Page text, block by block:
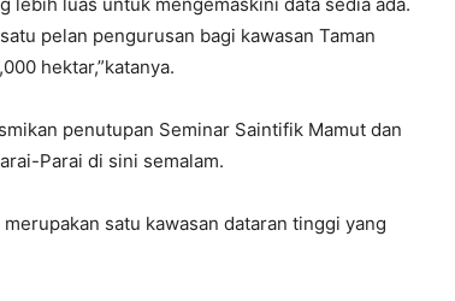
pelan pengurusan bagi kawasan Taman
hektar,”katanya.
penutupan Seminar Saintifik Mamut dan
Parai di sini semalam.
satu kawasan dataran tinggi yang